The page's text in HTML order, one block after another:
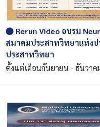
Rerun Video อบรม
สมาคมประสาทวิทยาแห่ง
ประสาทวิทยา
ตั้งแต่เดือนกันยายน - ธันวาค